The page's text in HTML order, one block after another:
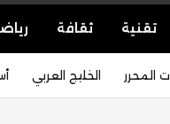
تقنية ثقافة
المحرر الخليج العربي